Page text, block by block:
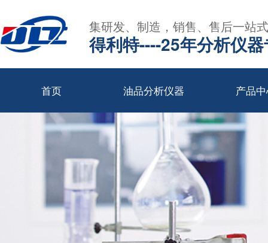
集研发、制造，销售、售后一站
得利特----25年分析仪
首页 油品分析仪器 产品